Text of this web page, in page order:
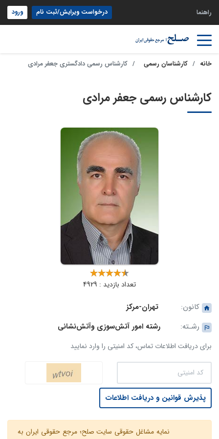
راهنما درخواست ویرایش/ثبت نام ورود
خانه کارشناسان رسمی کارشناس رسمی دادگستری جعفر مرادی
کارشناس رسمی جعفر مرادی
تعداد بازدید : 4929
کانون:
تهران-مرکز
رشـته:
رشته امور آتش‌سوزی وآتش‌نشانی
برای دریافت اطلاعات تماس، کد امنیتی را وارد نمایید
پذیرش قوانین و دریافت اطلاعات
نمایه مشاغل حقوقی سایت صلح؛ مرجع حقوقی ایران به